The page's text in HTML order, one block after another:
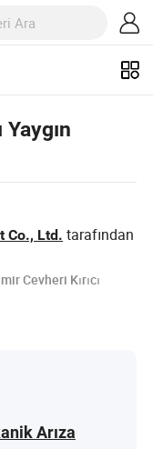
Co., Ltd. tarafından
Cevheri Kırıcı
Arıza